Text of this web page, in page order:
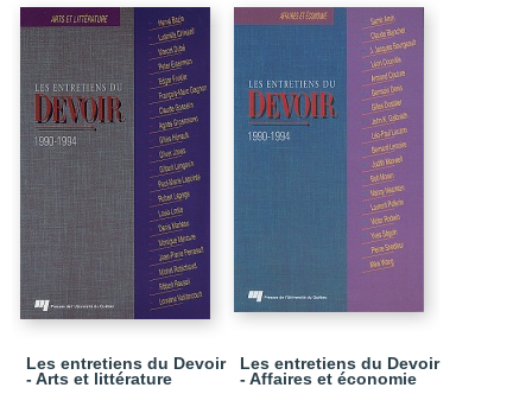
Les entretiens du Devoir
- Arts et littérature
Les entretiens du Devoir
- Affaires et économie